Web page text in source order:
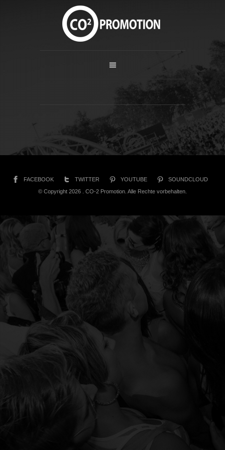
FACEBOOK TWITTER YOUTUBE
SOUNDCLOUD
© Copyright 2026 . CO-2 Promotion. Alle Rechte vorbehalten.